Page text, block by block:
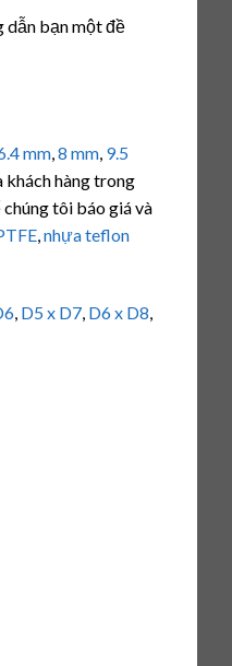
dẫn bạn một đề
mm,8 mm, 9.5
khách hàng trong
tôi báo giá và
,nhựa teflon
, D5 x D7, D6 x D8,